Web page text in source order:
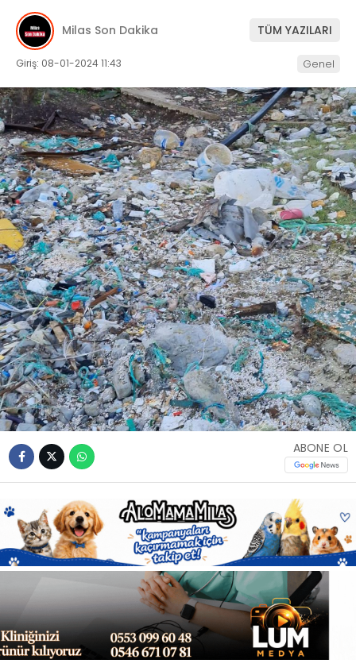
WhatsApp
İhbar Hattı
Facebook
Instagram
Youtube
VEFAT
GENEL
KÜNYE
Milas Son Dakika TÜM YAZILARI
Giriş: 08-01-2024 11:43 Genel
ABONE OL